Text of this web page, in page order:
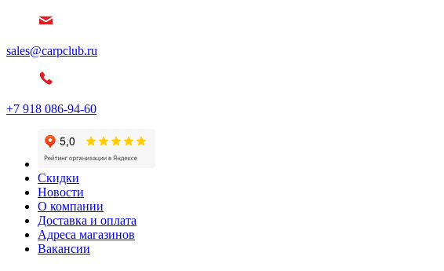
sales@carpclub.ru
+7 918 086-94-60
Скидки
Новости
О компании
Доставка и оплата
Адреса магазинов
Вакансии